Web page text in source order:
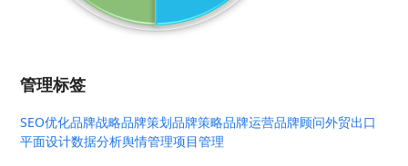
管理标签
SEO优化品牌战略品牌策划品牌策略品牌运营品牌顾问外贸出口
平面设计数据分析舆情管理项目管理